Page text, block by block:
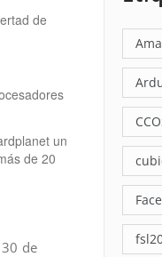
de
un
de 20
de